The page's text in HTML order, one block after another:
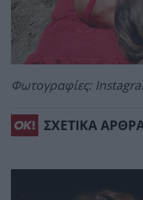
Φωτογραφίες:
ΣΧΕΤΙΚΑ